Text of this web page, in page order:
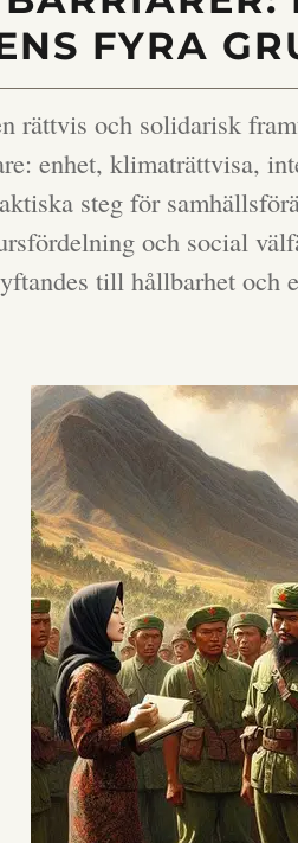
FYRA
rättvis och solidarisk
enhet, klimaträttvisa,
steg för
och social
till hållbarhet och